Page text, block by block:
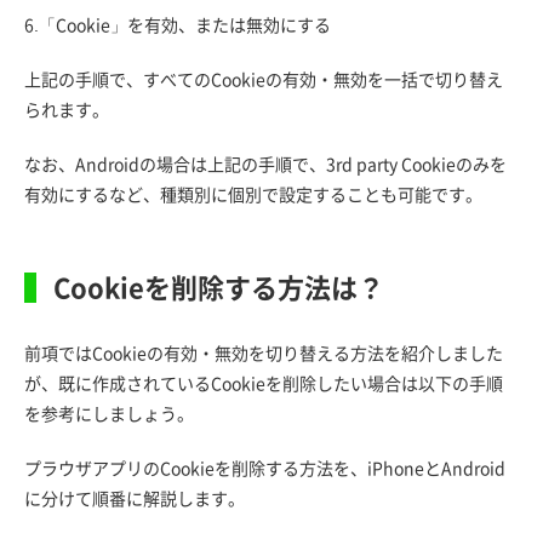
6.「Cookie」を有効、または無効にする
上記の手順で、すべてのCookieの有効・無効を一括で切り替え
られます。
なお、Androidの場合は上記の手順で、3rd party Cookieのみを
有効にするなど、種類別に個別で設定することも可能です。
Cookieを削除する方法は？
前項ではCookieの有効・無効を切り替える方法を紹介しました
が、既に作成されているCookieを削除したい場合は以下の手順
を参考にしましょう。
プラウザアプリのCookieを削除する方法を、iPhoneとAndroid
に分けて順番に解説します。